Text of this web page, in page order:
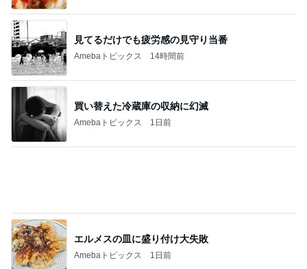
見てるだけでも疲労感の見守り当番
Amebaトピックス 14時間前
買い替えた冷蔵庫の収納に幻滅
Amebaトピックス 1日前
エルメスの皿に盛り付け大失敗
Amebaトピックス 1日前